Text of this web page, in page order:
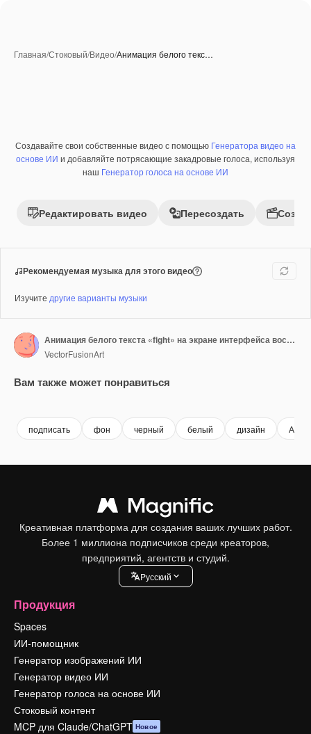
Главная/Стоковый/Видео/Анимация белого текс…
ПремиумСозданные при помощи ИИ
Создавайте свои собственные видео с помощью Генератора видео на
основе ИИ и добавляйте потрясающие закадровые голоса, используя
наш Генератор голоса на основе ИИ
Редактировать видео Пересоздать
Рекомендуемая музыка для этого видео
Изучите другие варианты музыки
Анимация белого текста «fight» на экране интерфейса воспроизведения видео с помехами, на черном фоне.
VectorFusionArt
Вам также может понравиться
подписать фон черный белый дизайн
Креативная платформа для создания ваших лучших работ.
Более 1 миллиона подписчиков среди креаторов,
предприятий, агентств и студий.
Pусский
Продукция
Spaces
ИИ-помощник
Генератор изображений ИИ
Генератор видео ИИ
Генератор голоса на основе ИИ
Стоковый контент
MCP для Claude/ChatGPT Новое